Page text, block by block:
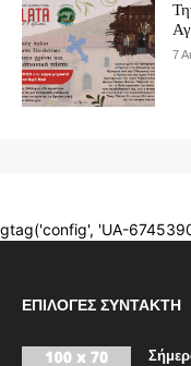
ΕΠΙΛΟΓΈΣ ΣΥΝΤΆΚΤΗ